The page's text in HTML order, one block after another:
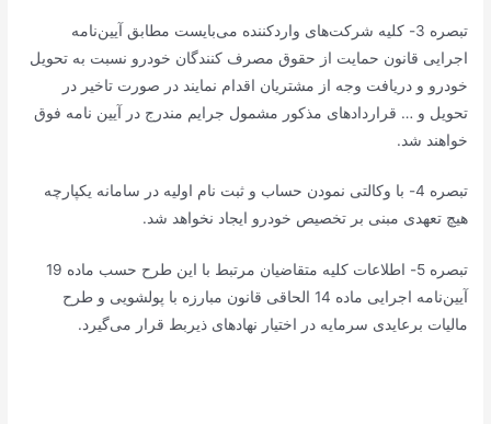
تبصره 3- کلیه شرکت‌های واردکننده می‌بایست مطابق آیین‌نامه
اجرایی قانون حمایت از حقوق مصرف کنندگان خودرو نسبت به تحویل
خودرو و دریافت وجه از مشتریان اقدام نمایند در صورت تاخیر در
تحویل و … قراردادهای مذکور مشمول جرایم مندرج در آیین نامه فوق
خواهند شد.
تبصره 4- با وکالتی نمودن حساب و ثبت نام اولیه در سامانه یکپارچه
هیچ تعهدی مبنی بر تخصیص خودرو ایجاد نخواهد شد.
تبصره 5- اطلاعات کلیه متقاضیان مرتبط با این طرح حسب ماده 19
آیین‌نامه اجرایی ماده 14 الحاقی قانون مبارزه با پولشویی و طرح
مالیات برعایدی سرمایه در اختیار نهادهای ذیربط قرار می‌گیرد.